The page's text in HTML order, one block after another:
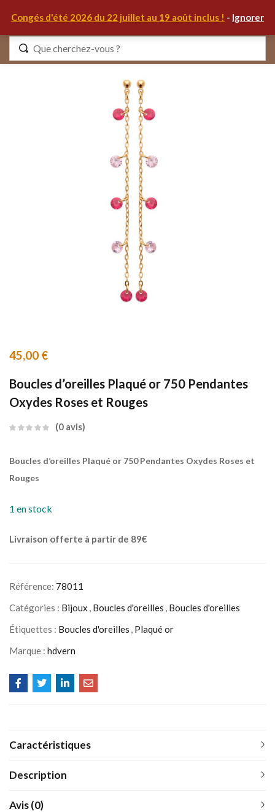
Congés d'été 2026 du 22 juillet au 19 août inclus ! - Ignorer
45,00 €
Boucles d’oreilles Plaqué or 750 Pendantes
Oxydes Roses et Rouges
0 avis
Boucles d’oreilles Plaqué or 750 Pendantes Oxydes Roses et
Rouges
1 en stock
Livraison offerte à partir de 89€
Référence: 78011
Catégories : Bijoux , Boucles d'oreilles , Boucles d'oreilles
Étiquettes : Boucles d'oreilles , Plaqué or
Marque : hdvern
Caractéristiques
Description
Avis (0)
Identifiez-vous
Se souvenir de moi
S'IDENTIFIER
MON COMPTE